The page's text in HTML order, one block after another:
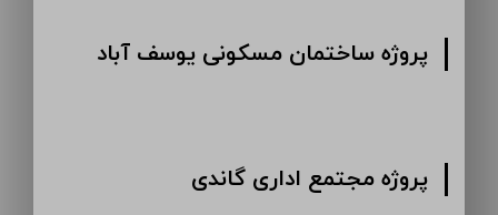
پروژه ساختمان مسکونی یوسف آباد
پروژه مجتمع اداری گاندی